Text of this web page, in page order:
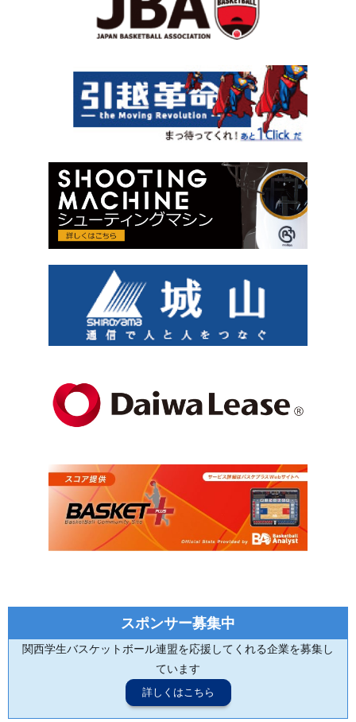
スポンサー募集中
関西学生バスケットボール連盟を応援してくれる企業を募集し
ています
詳しくはこちら